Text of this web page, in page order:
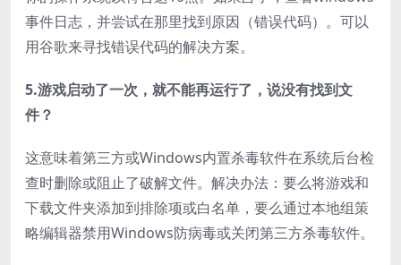
事件日志，并尝试在那里找到原因（错误代码）。可以
用谷歌来寻找错误代码的解决方案。
5.游戏启动了一次，就不能再运行了，说没有找到文
件？
这意味着第三方或Windows内置杀毒软件在系统后台检
查时删除或阻止了破解文件。解决办法：要么将游戏和
下载文件夹添加到排除项或白名单，要么通过本地组策
略编辑器禁用Windows防病毒或关闭第三方杀毒软件。